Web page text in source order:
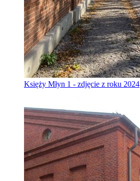
Księży Młyn 1 - zdjęcie z roku 2024